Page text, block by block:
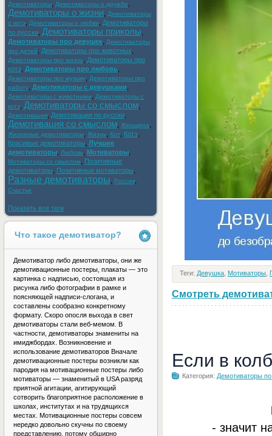
Теги: Девушка Мотиваторы
Смотреть
Если в
Категория: Демотиваторы
- значит
Демотиваторы Демотиваторы о дружбе
Демотиваторы о жизни
Демотиваторы
о котэ
Демотиваторы о любви
Демотиваторы
по русски Демотиваторы приколы
Демотиваторы про девушек
Демотиваторы
про детей
Демотиваторы про животных
Демотиваторы про жизнь
Демотиваторы про
котэ
Демотиваторы про любовь
Демотиваторы про музыку
Демотиваторы про
работу
Демотиваторы с девушками
Демотиваторы с животными
Демотиваторы с
котэ
Демотиваторы со смыслом
Демотивация Демотивация по русски
Демотивация со смыслом Женщина
Жизненые демотиваторы Жизнь Кот Котэ
Красивые демотиваторы Лучшие
демотиваторы
Любовь Мотиваторы
Мотиваторы со смыслом
Позитивные
демотиваторы
Позитивные мотиваторы
Разные демотиваторы Россия
Счастье
Показать все теги
Что такое демотиватор?
Демотиватор либо демотиваторы, они же
демотивационные постеры, плакаты — это
картинка с надписью, состоящая из
рисунка либо фотографии в рамке и
поясняющей надписи-слогана, и
составлены сообразно конкретному
формату. Скоро опосля выхода в свет
демотиваторы стали веб-мемом. В
частности, демотиваторы знамениты на
имиджбордах. Возникновение и
использование демотиваторов Вначале
демотивационные постеры возникли как
пародия на мотивационные постеры либо
мотиваторы — знаменитый в USA разряд
приятной агитации, агитирующий
сотворить благоприятное расположение в
школах, институтах и на трудящихся
местах. Мотивационные постеры совсем
нередко довольно скучны по своему
представлению, потому обширно